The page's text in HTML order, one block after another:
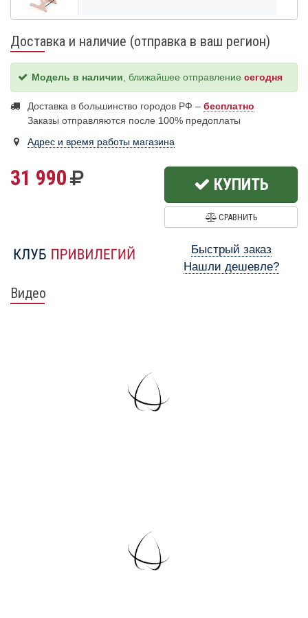
Доставка и наличие (отправка в ваш регион)
Модель в наличии , ближайшее отправление сегодня
Доставка в большинство городов РФ – бесплатно
Заказы отправляются после 100% предоплаты
Адрес и время работы магазина
31 990 КУПИТЬ
СРАВНИТЬ
Быстрый заказ
Нашли дешевле?
Видео